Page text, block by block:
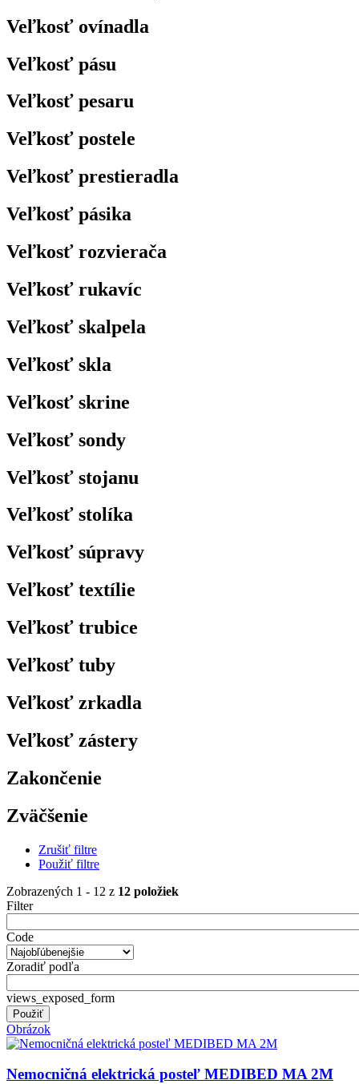
Veľkosť ovínadla
Veľkosť pásu
Veľkosť pesaru
Veľkosť postele
Veľkosť prestieradla
Veľkosť pásika
Veľkosť rozvierača
Veľkosť rukavíc
Veľkosť skalpela
Veľkosť skla
Veľkosť skrine
Veľkosť sondy
Veľkosť stojanu
Veľkosť stolíka
Veľkosť súpravy
Veľkosť textílie
Veľkosť trubice
Veľkosť tuby
Veľkosť zrkadla
Veľkosť zástery
Zakončenie
Zväčšenie
Zrušiť filtre
Použiť filtre
Zobrazených 1 - 12 z 12 položiek
Filter
Code
Zoradiť podľa
views_exposed_form
Obrázok
Nemocničná elektrická posteľ MEDIBED MA 2M